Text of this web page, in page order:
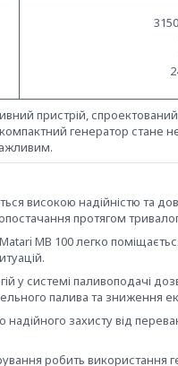
пристрій,
генератор стане
високою надійністю та
протягом
MB 100 легко
у системі паливоподачі
палива та зниження
захисту від
робить використання